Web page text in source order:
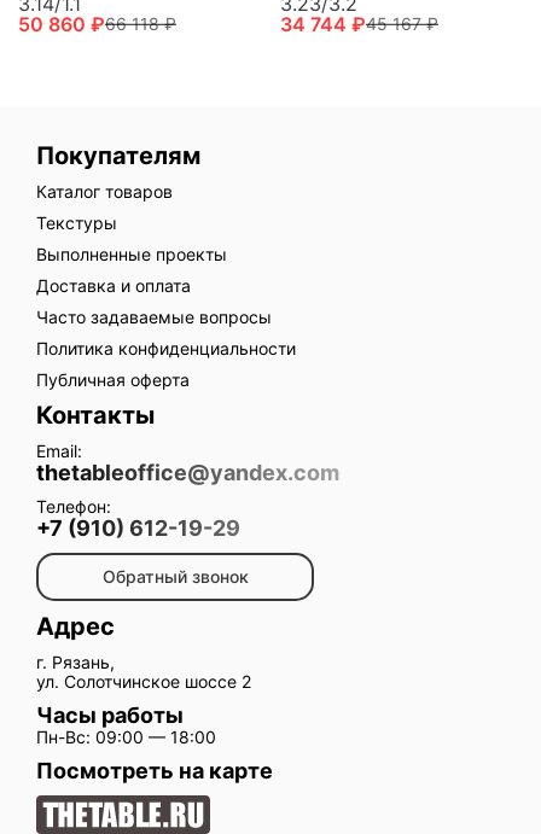
50 860 ₽66 118 ₽
34 744 ₽45 167 ₽
Покупателям
Каталог товаров
Текстуры
Выполненные проекты
Доставка и оплата
Часто задаваемые вопросы
Политика конфиденциальности
Публичная оферта
Контакты
Email:
thetableoffice@yandex.com
Телефон:
+7 (910) 612-19-29
Обратный звонок
Адрес
г. Рязань,
ул. Солотчинское шоссе 2
Часы работы
Пн-Вс: 09:00 — 18:00
Посмотреть на карте